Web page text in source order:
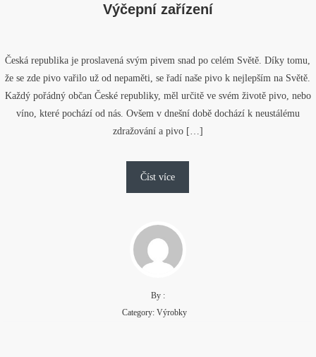
Výčepní zařízení
Česká republika je proslavená svým pivem snad po celém Světě. Díky tomu,
že se zde pivo vařilo už od nepaměti, se řadí naše pivo k nejlepším na Světě.
Každý pořádný občan České republiky, měl určitě ve svém životě pivo, nebo
víno, které pochází od nás. Ovšem v dnešní době dochází k neustálému
zdražování a pivo […]
Číst více
By :
Category: Výrobky